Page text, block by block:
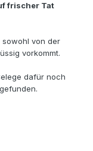
frischer Tat
sowohl von der
vorkommt.
dafür noch